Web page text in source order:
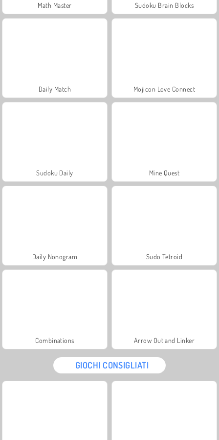
Math Master Sudoku Brain Blocks
Daily Match Mojicon Love Connect
Sudoku Daily Mine Quest
Daily Nonogram Sudo Tetroid
Combinations Arrow Out and Linker
GIOCHI CONSIGLIATI